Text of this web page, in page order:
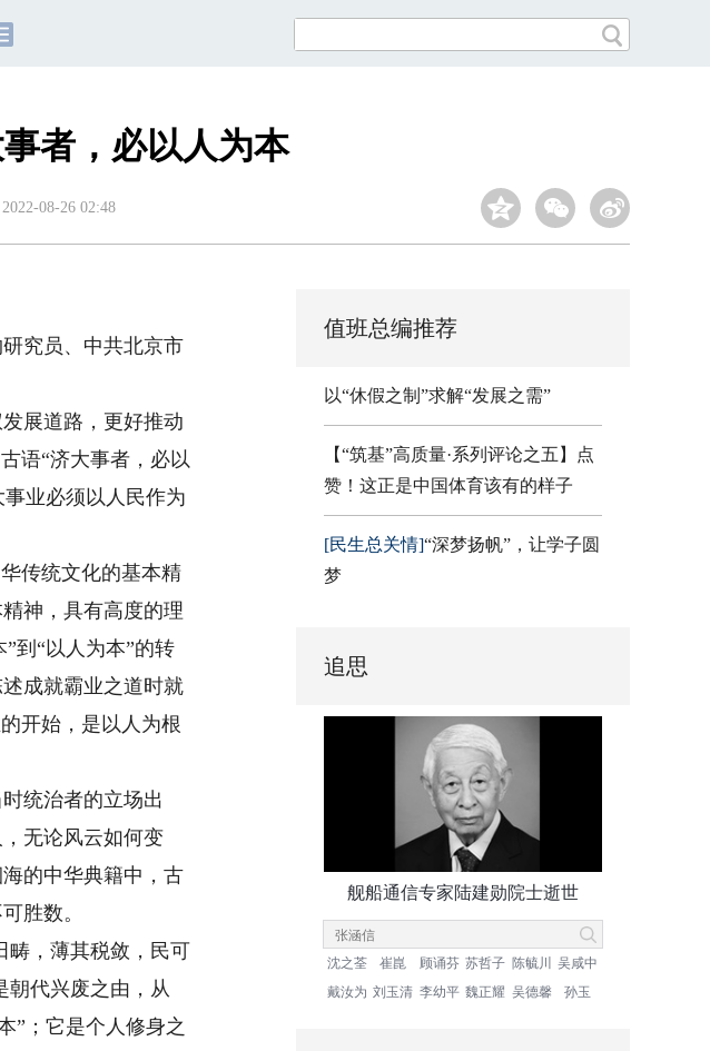
事者，必以人为本
2022-08-26 02:48
究员、中共北京市
展道路，更好推动
语“济大事者，必以
业必须以人民作为
传统文化的基本精
神，具有高度的理
到“以人为本”的转
成就霸业之道时就
开始，是以人为根
统治者的立场出
无论风云如何变
的中华典籍中，古
胜数。
，薄其税敛，民可
朝代兴废之由，从
”；它是个人修身之
值班总编推荐
以“休假之制”求解“发展之需”
【“筑基”高质量·系列评论之五】点
赞！这正是中国体育该有的样子
[民生总关情]“深梦扬帆”，让学子圆
梦
追思
舰船通信专家陆建勋院士逝世
沈之荃 崔崑 顾诵芬 苏哲子 陈毓川
吴咸中
戴汝为 刘玉清 李幼平 魏正耀 吴德馨 孙玉